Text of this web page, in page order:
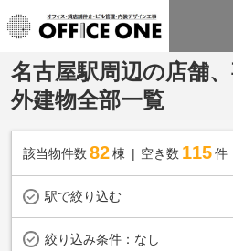
名古屋駅周辺の店舗
外建物全部一覧
該当物件数 82棟 空き数 115 件
駅で絞り込む
絞り込み条件： なし